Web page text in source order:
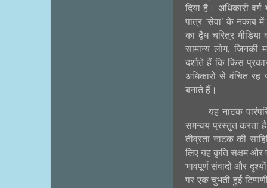
दिया है। अधिकारी वर्ग
पात्र ‘सेवा’ के नकाब में
का द्वैध चरित्र मीडिया
सामान्य लोग, जिनकी
दर्शाते हैं कि किस
अधिकारों से वंचित रह
बनाते हैं।
यह नाटक
समन्वय प्रस्तुत करता
तीव्रता नाटक की
लिए यह कृति सक्षम और
भावपूर्ण संवादों और दृश्यों
पर एक चुभती हुई